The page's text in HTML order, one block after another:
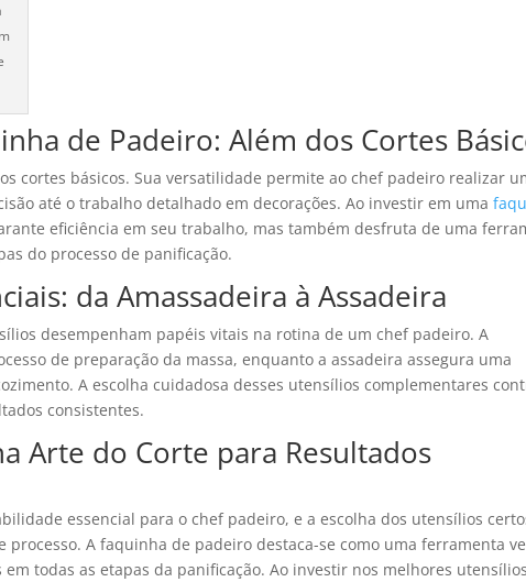
de Padeiro: Além dos Cortes
cortes básicos. Sua versatilidade permite ao chef padeiro realizar
até o trabalho detalhado em decorações. Ao investir em uma
eficiência em seu trabalho, mas também desfruta de uma
do processo de panificação.
da Amassadeira à Assadeira
desempenham papéis vitais na rotina de um chef padeiro. A
de preparação da massa, enquanto a assadeira assegura uma
A escolha cuidadosa desses utensílios complementares
consistentes.
Arte do Corte para Resultados
essencial para o chef padeiro, e a escolha dos utensílios
A faquinha de padeiro destaca-se como uma ferramenta
todas as etapas da panificação. Ao investir nos melhores